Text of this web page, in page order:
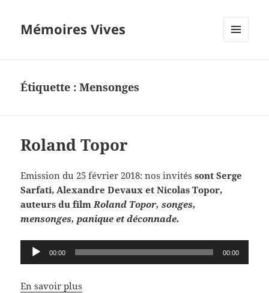
Mémoires Vives
Étiquette :Mensonges
Roland Topor
Emission du 25 février 2018: nos invitéssont Serge
Sarfati, Alexandre Devaux et Nicolas Topor,
auteurs du filmRoland Topor, songes,
mensonges, panique et déconnade.
Lecteur
audio
00:00 00:00
En savoir plus